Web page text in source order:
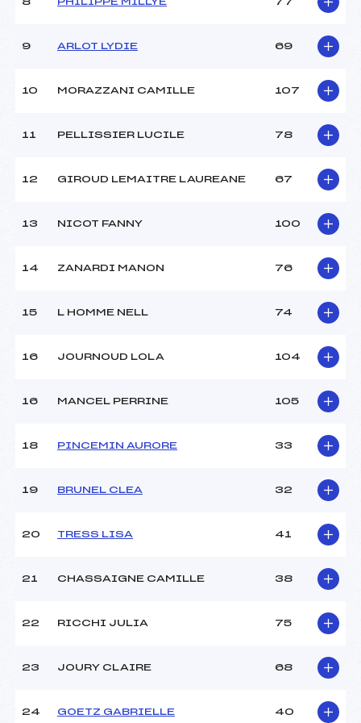
Ouvreurs D :
Météo :
BEAU
BONNE
Nombre de portes :
Traceur :
Ouvreurs C :
Ouvreurs E :
-4
Pénalité appliquée :
8 PHILIPPE MILLYE 77
9 ARLOT LYDIE 69
10 MORAZZANI CAMILLE 107
11 PELLISSIER LUCILE 78
12 GIROUD LEMAITRE LAUREANE 67
13 NICOT FANNY 100
14 ZANARDI MANON 76
15 L HOMME NELL 74
16 JOURNOUD LOLA 104
16 MANCEL PERRINE 105
18 PINCEMIN AURORE 33
19 BRUNEL CLEA 32
20 TRESS LISA 41
21 CHASSAIGNE CAMILLE 38
22 RICCHI JULIA 75
23 JOURY CLAIRE 68
24 GOETZ GABRIELLE 40